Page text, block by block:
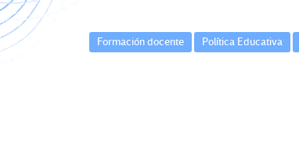
Formación docente Política Educativa